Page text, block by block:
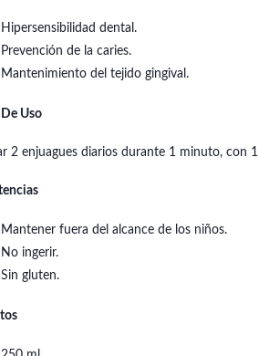
Hipersensibilidad dental.
Prevención de la caries.
Mantenimiento del tejido gingival.
Uso
2 enjuagues diarios durante 1 minuto, con
Mantener fuera del alcance de los niños.
No ingerir.
Sin gluten.